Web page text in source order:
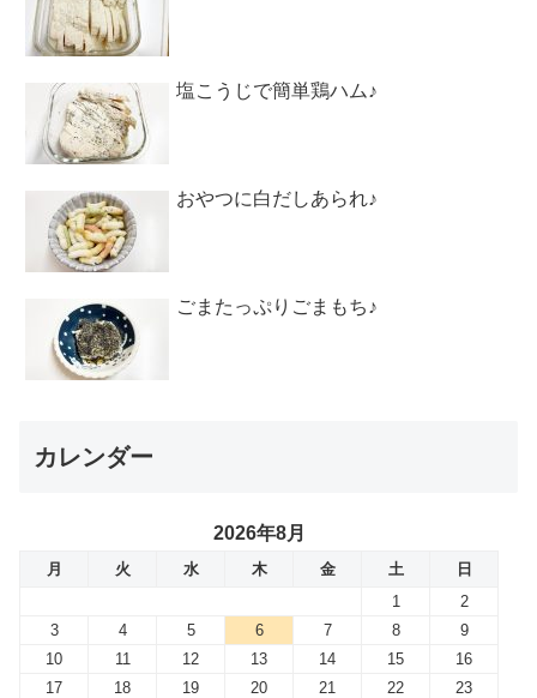
塩こうじで簡単鶏ハム♪
おやつに白だしあられ♪
ごまたっぷりごまもち♪
カレンダー
2026年8月
月 火 水 木 金 土
日
1
2
3
4 5 6 7 8
9
10
11 12 13 14 15
16
17
18 19 20 21 22
23